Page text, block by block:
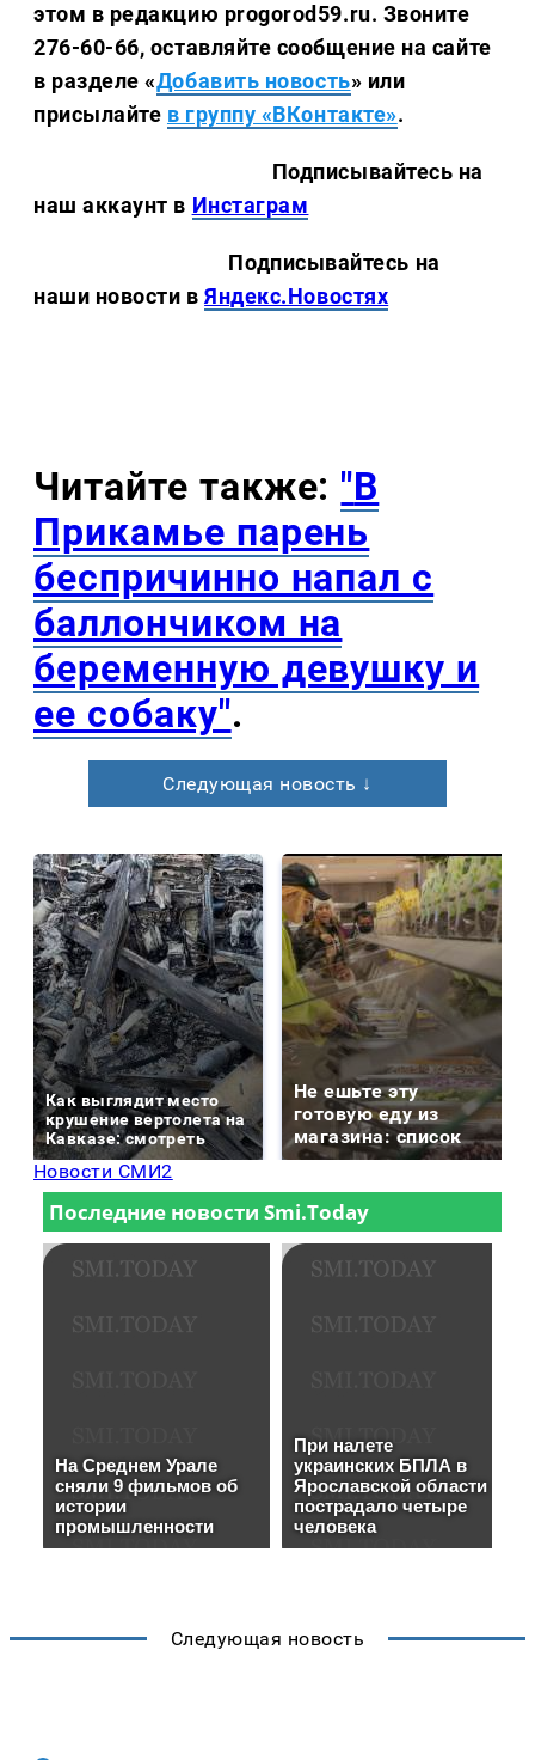
этом в редакцию progorod59.ru. Звоните
276-60-66, оставляйте сообщение на сайте
в разделе «Добавить новость» или
присылайте в группу «ВКонтакте».
Подписывайтесь на
наш аккаунт в Инстаграм
Подписывайтесь на
наши новости вЯндекс.Новостях
Читайте также: "В
Прикамье парень
беспричинно напал с
баллончиком на
беременную девушку и
ее собаку".
Следующая новость ↓
Как выглядит место
крушение вертолета на
Кавказе: смотреть
Не ешьте эту
готовую еду из
магазина: список
Новости СМИ2
Следующая новость